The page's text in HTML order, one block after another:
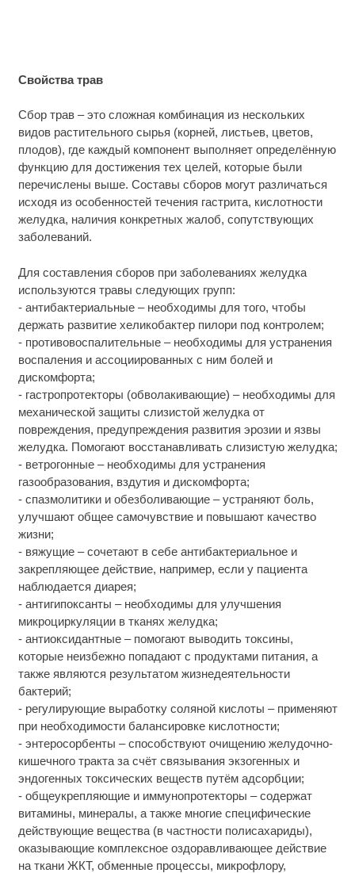
Свойства трав
Сбор трав – это сложная комбинация из нескольких
видов растительного сырья (корней, листьев, цветов,
плодов), где каждый компонент выполняет определённую
функцию для достижения тех целей, которые были
перечислены выше. Составы сборов могут различаться
исходя из особенностей течения гастрита, кислотности
желудка, наличия конкретных жалоб, сопутствующих
заболеваний.
Для составления сборов при заболеваниях желудка
используются травы следующих групп:
- антибактериальные – необходимы для того, чтобы
держать развитие хеликобактер пилори под контролем;
- противовоспалительные – необходимы для устранения
воспаления и ассоциированных с ним болей и
дискомфорта;
- гастропротекторы (обволакивающие) – необходимы для
механической защиты слизистой желудка от
повреждения, предупреждения развития эрозии и язвы
желудка. Помогают восстанавливать слизистую желудка;
- ветрогонные – необходимы для устранения
газообразования, вздутия и дискомфорта;
- спазмолитики и обезболивающие – устраняют боль,
улучшают общее самочувствие и повышают качество
жизни;
- вяжущие – сочетают в себе антибактериальное и
закрепляющее действие, например, если у пациента
наблюдается диарея;
- антигипоксанты – необходимы для улучшения
микроциркуляции в тканях желудка;
- антиоксидантные – помогают выводить токсины,
которые неизбежно попадают с продуктами питания, а
также являются результатом жизнедеятельности
бактерий;
- регулирующие выработку соляной кислоты – применяют
при необходимости балансировке кислотности;
- энтеросорбенты – способствуют очищению желудочно-
кишечного тракта за счёт связывания экзогенных и
эндогенных токсических веществ путём адсорбции;
- общеукрепляющие и иммунопротекторы – содержат
витамины, минералы, а также многие специфические
действующие вещества (в частности полисахариды),
оказывающие комплексное оздоравливающее действие
на ткани ЖКТ, обменные процессы, микрофлору,